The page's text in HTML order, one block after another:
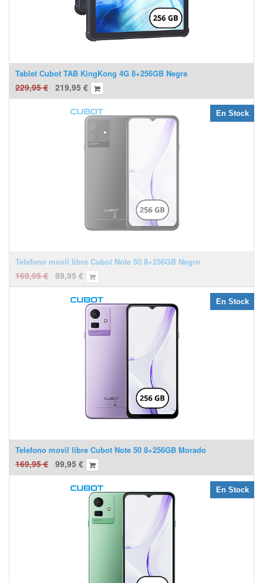
Tablet Cubot TAB KingKong 4G 8+256GB Negra
229,95€ 219,95 €
Telefono movil libre Cubot Note 50 8+256GB Negro
169,95€ 99,95 €
En Stock
Telefono movil libre Cubot Note 50 8+256GB Morado
169,95€ 99,95 €
En Stock
En Stock